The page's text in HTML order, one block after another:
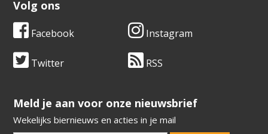
Volg ons
Facebook Instagram
Twitter RSS
​​​​​​​Meld je aan voor onze nieuwsbrief
Wekelijks biernieuws en acties in je mail